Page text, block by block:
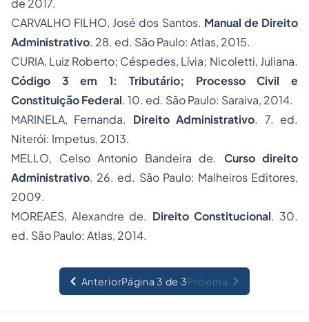
de 2017.
CARVALHO FILHO, José dos Santos. Manual de Direito
Administrativo. 28. ed. São Paulo: Atlas, 2015.
CURIA, Luiz Roberto; Céspedes, Lívia; Nicoletti, Juliana.
Código 3 em 1: Tributário; Processo Civil e
Constituição Federal. 10. ed. São Paulo: Saraiva, 2014.
MARINELA, Fernanda. Direito Administrativo. 7. ed.
Niterói: Impetus, 2013.
MELLO, Celso Antonio Bandeira de. Curso direito
Administrativo. 26. ed. São Paulo: Malheiros Editores,
2009.
MOREAES, Alexandre de. Direito Constitucional. 30.
ed. São Paulo: Atlas, 2014.
AnteriorPágina 3 de 3Próxima